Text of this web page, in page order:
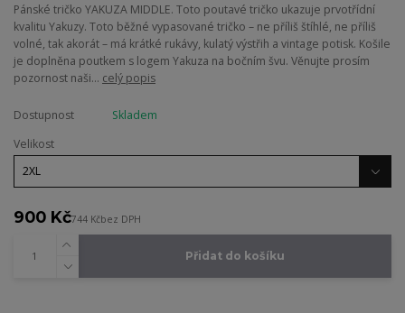
Pánské tričko YAKUZA MIDDLE. Toto poutavé tričko ukazuje prvotřídní
kvalitu Yakuzy. Toto běžné vypasované tričko – ne příliš štíhlé, ne příliš
volné, tak akorát – má krátké rukávy, kulatý výstřih a vintage potisk. Košile
je doplněna poutkem s logem Yakuza na bočním švu. Věnujte prosím
pozornost naši... celý popis
Dostupnost
Skladem
Velikost
900 Kč744 Kčbez DPH
Přidat do košíku